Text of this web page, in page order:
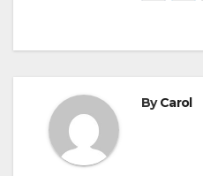
ByCarol